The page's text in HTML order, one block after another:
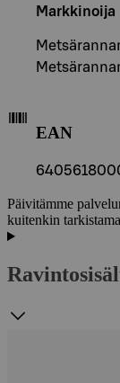
Markkinoija
EAN
Päivitämme
kuitenkin